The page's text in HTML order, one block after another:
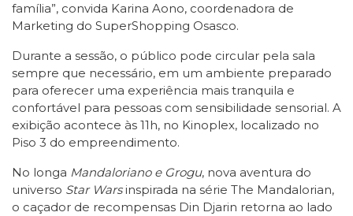
família”, convida Karina Aono, coordenadora de
Marketing do SuperShopping Osasco.
Durante a sessão, o público pode circular pela sala
sempre que necessário, em um ambiente preparado
para oferecer uma experiência mais tranquila e
confortável para pessoas com sensibilidade sensorial. A
exibição acontece às 11h, no Kinoplex, localizado no
Piso 3 do empreendimento.
No longa Mandaloriano e Grogu, nova aventura do
universo Star Warsinspirada na série The Mandalorian,
o caçador de recompensas Din Djarin retorna ao lado